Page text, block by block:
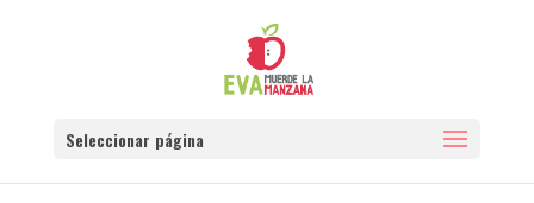
Seleccionar página